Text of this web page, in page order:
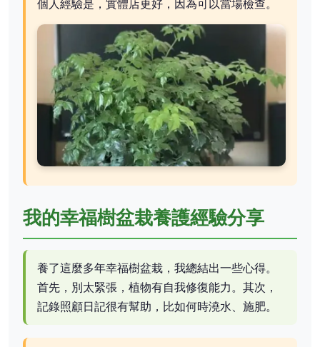
個人經驗是，實體店更好，因為可以當場檢查。
我的幸福樹盆栽養護經驗分享
養了這麼多年幸福樹盆栽，我總結出一些心得。
首先，別太緊張，植物有自我修復能力。其次，
記錄照顧日記很有幫助，比如何時澆水、施肥。